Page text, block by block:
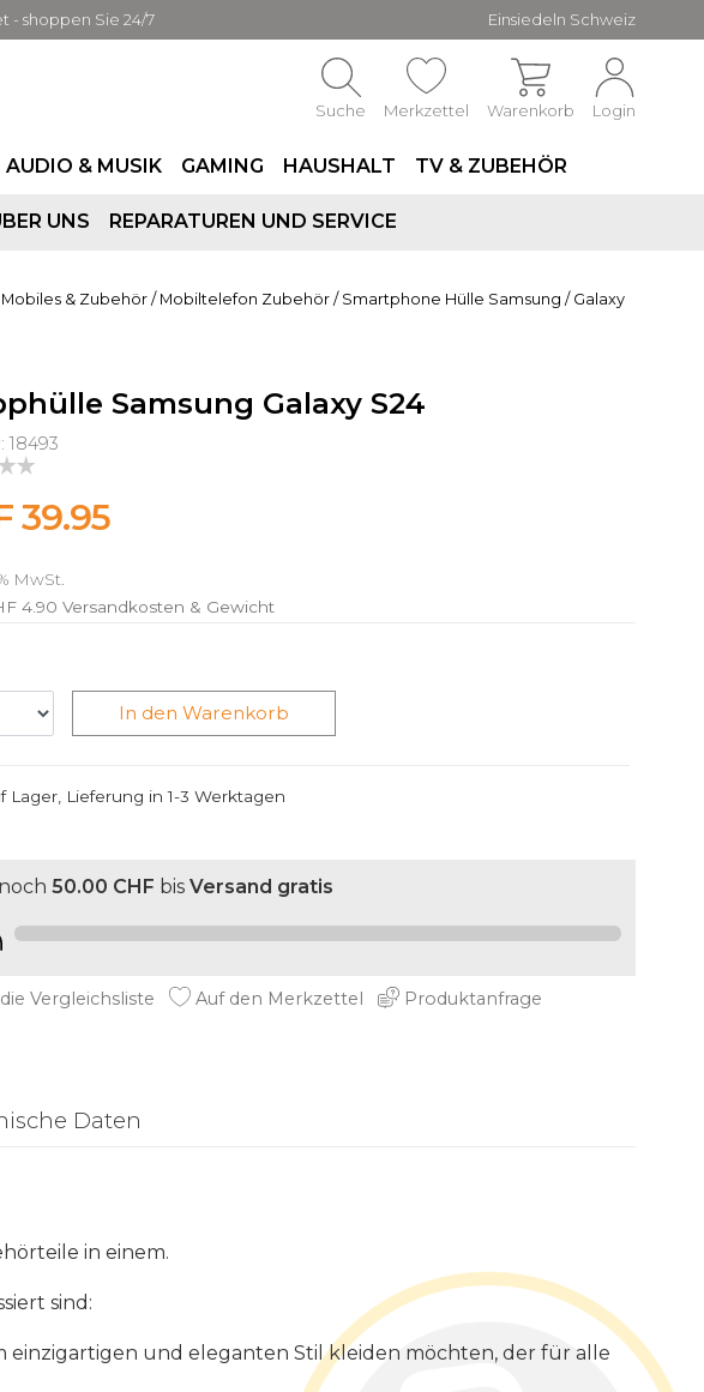
- shoppen Sie 24/7 Einsiedeln Schweiz
Suche Merkzettel Warenkorb Login
AUDIO & MUSIK GAMING HAUSHALT TV & ZUBEHÖR
UNS REPARATUREN UND SERVICE
Mobiles & Zubehör / Mobiltelefon Zubehör / Smartphone Hülle Samsung / Galaxy
Samsung Galaxy S24
18493
39.95
MwSt.
4.90 Versandkosten & Gewicht
Lager, Lieferung in 1-3 Werktagen
In den Warenkorb
50.00 CHF bis Versand gratis
Vergleichsliste Auf den Merkzettel Produktanfrage
Daten
in einem.
sind:
einzigartigen und eleganten Stil kleiden möchten, der für alle